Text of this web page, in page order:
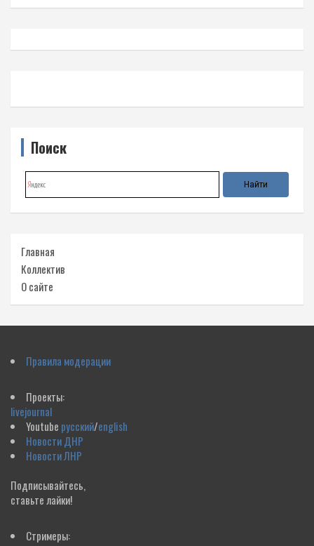
Поиск
Главная
Коллектив
О сайте
Правила модерации
Проекты:
livejournal
Youtube русский/english
Новости ДНР
Новости ЛНР
Подписывайтесь,
ставьте лайки!
Стримеры: